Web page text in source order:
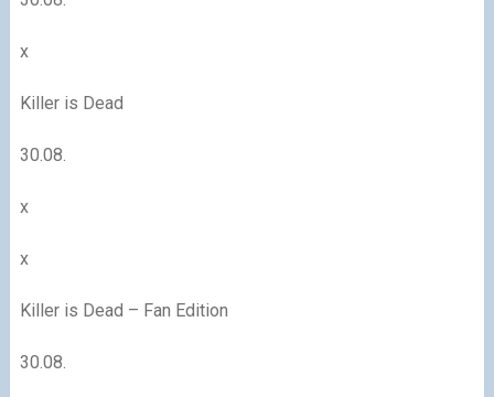
x
Killer is Dead
30.08.
x
x
Killer is Dead – Fan Edition
30.08.